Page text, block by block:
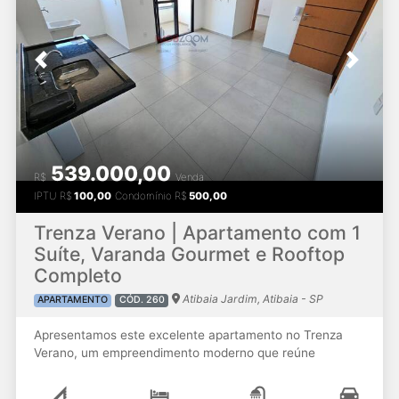
comercialização devem ser confirmados antes da
efetivação do negócio. Entre em contato para mais
informações ou agendar uma visita! Alex Alves / Andréa
Alves (11) 99177.3040 / (11) 99178.6880
@casalcorretor.atibaia #vendotrenzaverano
#trenzaverano #trenza #apartamentoatibaia
#imoveisematibaia #investimento #imobiliariaatibaia
#corretordeimoveisematibaia #corretordeimoveis
#lancamento #vendaimoveisatibaia
#compradeimoveisatibaia
Trenza Verano | Apartamento com 1
Suíte, Varanda Gourmet e Rooftop
Completo
APARTAMENTO CÓD. 260 Atibaia Jardim, Atibaia - SP
Previous Next
R$ 539.000,00 Venda
IPTU R$ 100,00 Condomínio R$ 500,00
Apresentamos este excelente apartamento no Trenza
Verano, um empreendimento moderno que reúne
diferenciada. Uma excelente oportunidade para morar ou